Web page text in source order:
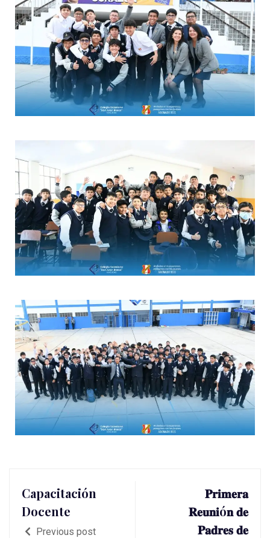
Capacitación
Docente
Previous post
𝐏𝐫𝐢𝐦𝐞𝐫𝐚
𝐑𝐞𝐮𝐧𝐢ó𝐧 𝐝𝐞
𝐏𝐚𝐝𝐫𝐞𝐬 𝐝𝐞